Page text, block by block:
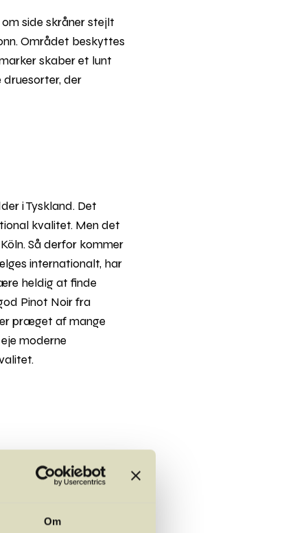
Om
side skråner stejlt
Området beskyttes
skaber et lunt
der
i Tyskland. Det
kvalitet. Men det
Så derfor kommer
internationalt, har
heldig at finde
Pinot Noir fra
præget af mange
moderne
og vinmarkerne
betingelser, da